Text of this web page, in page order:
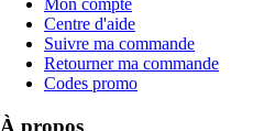
Mon compte
Centre d'aide
Suivre ma commande
Retourner ma commande
Codes promo
À propos